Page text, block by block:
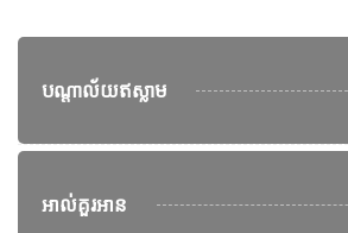
បណ្តាល័យឥស្លាម
អាល់គួរអាន